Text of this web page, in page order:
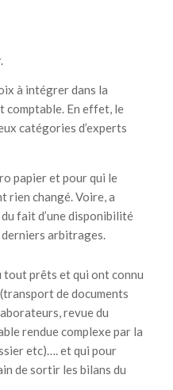
à intégrer dans la
comptable. En effet, le
catégories d’experts
papier et pour qui le
rien changé. Voire, a
fait d’une disponibilité
arbitrages.
tout prêts et qui ont connu
de documents
revue du
rendue complexe par la
etc)…. et qui pour
de sortir les bilans du